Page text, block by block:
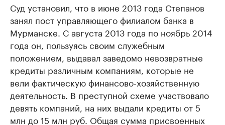
Суд установил, что в июне 2013 года Степанов
занял пост управляющего филиалом банка в
Мурманске. С августа 2013 года по ноябрь 2014
года он, пользуясь своим служебным
положением, выдавал заведомо невозвратные
кредиты различным компаниям, которые не
вели фактическую финансово-хозяйственную
деятельность. В преступной схеме участвовало
девять компаний, на них выдали кредиты от 5
млн до 15 млн руб. Общая сумма присвоенных